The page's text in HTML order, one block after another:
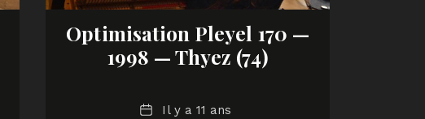
Optimisation Pleyel 170 —
1998 — Thyez (74)
DateIl y a 11 ans